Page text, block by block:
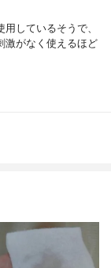
しているそうで、
激がなく使えるほど